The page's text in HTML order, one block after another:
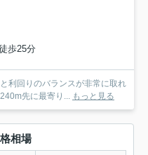
歩25分
利回りのバランスが非常に取れ
先に最寄り... もっと見る
相場